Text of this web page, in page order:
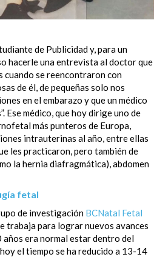
de Publicidad y, para un
hacerle una entrevista al doctor que
cuando se reencontraron con
de él, de pequeñas solo nos
en el embarazo y que un médico
Ese médico, que hoy dirige uno de
más punteros de Europa,
intrauterinas al año, entre ellas
les practicaron, pero también de
la hernia diafragmática), abdomen
fetal
de investigación BCNatal Fetal
trabaja para lograr nuevos avances
años era normal estar dentro del
el tiempo se ha reducido a 13-14